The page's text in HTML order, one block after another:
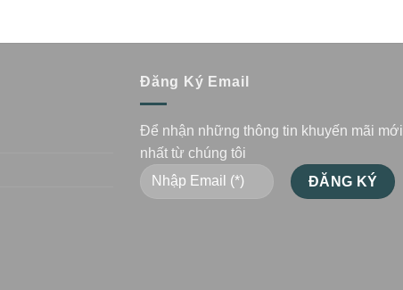
Đăng Ký Email
Để nhận những thông tin khuyến mãi mới
nhất từ chúng tôi